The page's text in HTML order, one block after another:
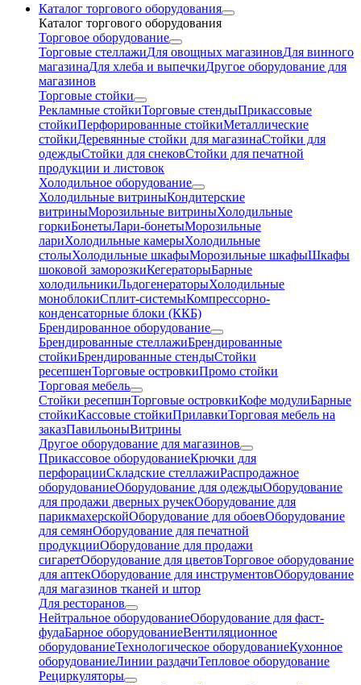
Каталог торгового оборудования
Каталог торгового оборудования
Торговое оборудование
Торговые стеллажиДля овощных магазиновДля винного
магазинаДля хлеба и выпечкиДругое оборудование для
магазинов
Торговые стойки
Рекламные стойкиТорговые стендыПрикассовые
стойкиПерфорированные стойкиМеталлические
стойкиДеревянные стойки для магазинаСтойки для
одеждыСтойки для снековСтойки для печатной
продукции и листовок
Холодильное оборудование
Холодильные витриныКондитерские
витриныМорозильные витриныХолодильные
горкиБонетыЛари-бонетыМорозильные
лариХолодильные камерыХолодильные
столыХолодильные шкафыМорозильные шкафыШкафы
шоковой заморозкиКегераторыБарные
холодильникиЛьдогенераторыХолодильные
моноблокиСплит-системыКомпрессорно-
конденсаторные блоки (ККБ)
Брендированное оборудование
Брендированные стеллажиБрендированные
стойкиБрендированные стендыСтойки
ресепшенТорговые островкиПромо стойки
Торговая мебель
Стойки ресепшнТорговые островкиКофе модулиБарные
стойкиКассовые стойкиПрилавкиТорговая мебель на
заказПавильоныВитрины
Другое оборудование для магазинов
Прикассовое оборудованиеКрючки для
перфорацииСкладские стеллажиРаспродажное
оборудованиеОборудование для одеждыОборудование
для продажи дверных ручекОборудование для
парикмахерскойОборудование для обоевОборудование
для семянОборудование для печатной
продукцииОборудование для продажи
сигаретОборудование для цветовТорговое оборудование
для аптекОборудование для инструментовОборудование
для магазинов тканей и штор
Для ресторанов
Нейтральное оборудованиеОборудование для фаст-
фудаБарное оборудованиеВентиляционное
оборудованиеТехнологическое оборудованиеКухонное
оборудованиеЛинии раздачиТепловое оборудование
Рециркуляторы